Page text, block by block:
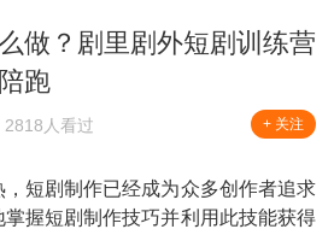
做？剧里剧外短剧训练营
跑
2818人看过 + 关注
短剧制作已经成为众多创作者追求
握短剧制作技巧并利用此技能获得